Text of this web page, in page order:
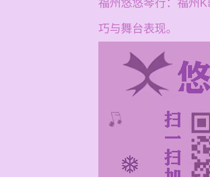
福州悠悠琴行：福州
巧与舞台表现。